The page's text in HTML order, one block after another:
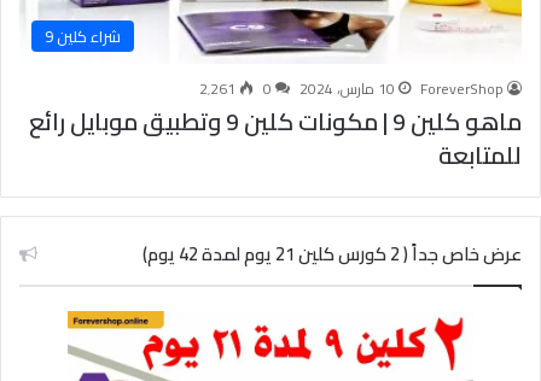
شراء كلين 9
ForeverShop 10 مارس، 2024 0 2٬261
ماهو كلين 9 | مكونات كلين 9 وتطبيق موبايل رائع
للمتابعة
عرض خاص جداً ( 2 كورس كلين 21 يوم لمدة 42 يوم)